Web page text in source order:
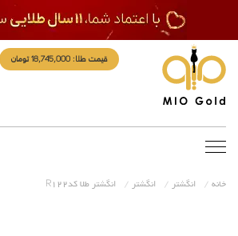
قیمت طلا: 18,745,000 تومان
Toggle
خانه انگشتر انگشتر انگشتر طلا کدR122